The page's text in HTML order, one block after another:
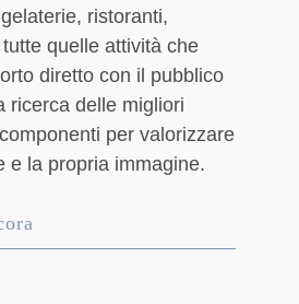
ristoranti,
quelle attività che
diretto con il pubblico
ricerca delle migliori
per valorizzare
e la propria immagine.